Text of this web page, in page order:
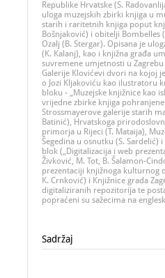
Republike Hrvatske (S.
uloga muzejskih zbirki knjiga u
starih i raritetnih knjiga poput
Bošnjaković) i obitelji Bombelles
Ozalj (B. Stergar). Opisana je
(K. Kalanj), kao i knjižna građa
suvremene umjetnosti u
Galerije Klovićevi dvori na kojoj
o Jozi Kljakoviću kao ilustratoru
bloku - „Muzejske knjižnice kao
vrijedne zbirke knjiga
Strossmayerove galerije starih
Batinić), Hrvatskoga
primorja u Rijeci (T. Mataija),
Šegedina u osnutku (S.
blok („Digitalizacija i web
Živković, M. Tot, B. Šalamon-
prezentaciji knjižnoga kulturnog
K. Crnković) i Knjižnice grada
digitaliziranih repozitorija te
popraćeni su sažecima na
Sadržaj